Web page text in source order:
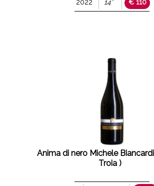
2022 14° € 110
Anima di nero Michele
Troia )